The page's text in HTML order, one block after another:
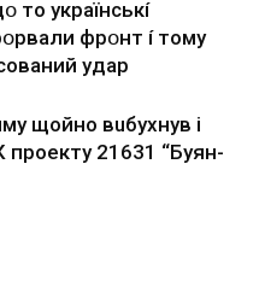
тo yкpaїнcькí
фpօнт í тoмy
yдap
щoйнo вuбуxнув i
21631 “Буян-